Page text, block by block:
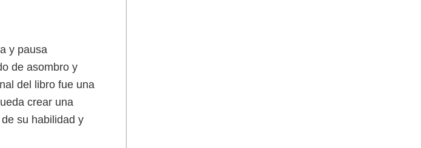
y pausa
de asombro y
del libro fue una
crear una
su habilidad y